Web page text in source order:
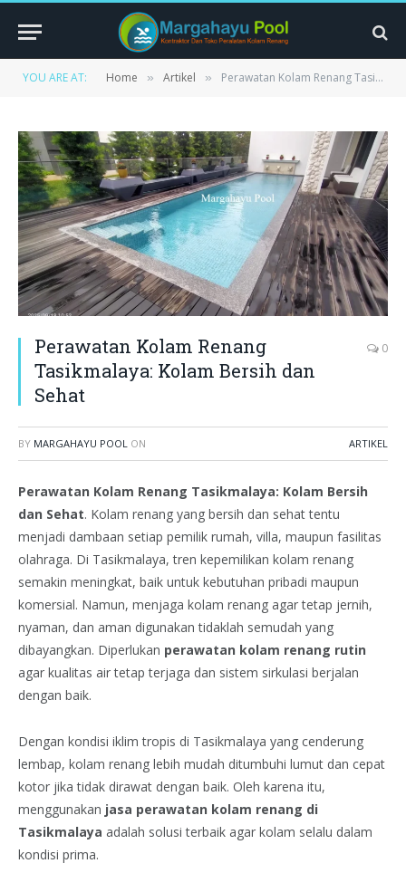
YOU ARE AT: Home » Artikel » Perawatan Kolam Renang Tasikmalaya: Kolam Bersih dan Sehat
Perawatan Kolam Renang
Tasikmalaya: Kolam Bersih dan
Sehat
0
BY MARGAHAYU POOL ON ARTIKEL
Perawatan Kolam Renang Tasikmalaya: Kolam Bersih
dan Sehat. Kolam renang yang bersih dan sehat tentu
menjadi dambaan setiap pemilik rumah, villa, maupun fasilitas
olahraga. Di Tasikmalaya, tren kepemilikan kolam renang
semakin meningkat, baik untuk kebutuhan pribadi maupun
komersial. Namun, menjaga kolam renang agar tetap jernih,
nyaman, dan aman digunakan tidaklah semudah yang
dibayangkan. Diperlukan perawatan kolam renang rutin
agar kualitas air tetap terjaga dan sistem sirkulasi berjalan
dengan baik.
Dengan kondisi iklim tropis di Tasikmalaya yang cenderung
lembap, kolam renang lebih mudah ditumbuhi lumut dan cepat
kotor jika tidak dirawat dengan baik. Oleh karena itu,
menggunakan jasa perawatan kolam renang di
Tasikmalaya adalah solusi terbaik agar kolam selalu dalam
kondisi prima.